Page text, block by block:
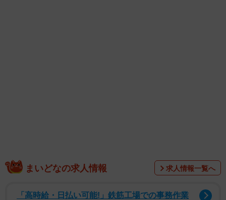
まいどなの求人情報 求人情報一覧へ
「高時給・日払い可能!」鉄筋工場での事務作業